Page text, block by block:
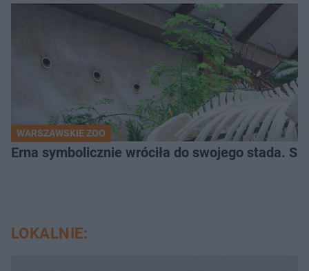
WARSZAWSKIE ZOO
Erna symbolicznie wróciła do swojego stada.
LOKALNIE: